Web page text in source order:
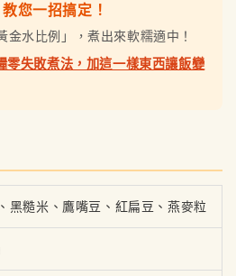
您一招搞定！
金水比例」，煮出來軟糯適中！
失敗煮法，加這一樣東西讓飯變
黑糙米、鷹嘴豆、紅扁豆、燕麥粒